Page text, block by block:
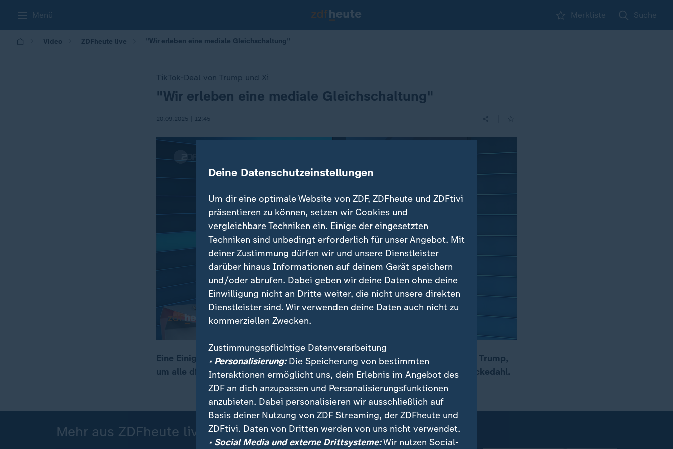
Menü Merkliste Suche
Video ZDFheute live "Wir erleben eine mediale Gleichschaltung"
TikTok-Deal von Trump und Xi
:"Wir erleben eine mediale Gleichschaltung"
20.09.2025 | 12:45
00:16 10:19
Eine Einigung zwischen China und den USA wäre "das letzte Puzzlestück" für Trump,
um alle digitalen Öffentlichkeiten zu kontrollieren, erklärt Digitalexperte Beckedahl.
Mehr aus ZDFheute live
Deine Datenschutzeinstellungen
Um dir eine optimale Website von ZDF, ZDFheute und ZDFtivi
präsentieren zu können, setzen wir Cookies und
vergleichbare Techniken ein. Einige der eingesetzten
Techniken sind unbedingt erforderlich für unser Angebot. Mit
deiner Zustimmung dürfen wir und unsere Dienstleister
darüber hinaus Informationen auf deinem Gerät speichern
und/oder abrufen. Dabei geben wir deine Daten ohne deine
Einwilligung nicht an Dritte weiter, die nicht unsere direkten
Dienstleister sind. Wir verwenden deine Daten auch nicht zu
kommerziellen Zwecken.
Zustimmungspflichtige Datenverarbeitung
• Personalisierung:Die Speicherung von bestimmten
Interaktionen ermöglicht uns, dein Erlebnis im Angebot des
ZDF an dich anzupassen und Personalisierungsfunktionen
anzubieten. Dabei personalisieren wir ausschließlich auf
Basis deiner Nutzung von ZDF Streaming, der ZDFheute und
ZDFtivi. Daten von Dritten werden von uns nicht verwendet.
• Social Media und externe Drittsysteme:Wir nutzen Social-